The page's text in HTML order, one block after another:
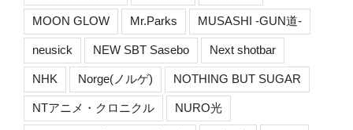
MOON GLOW Mr.Parks MUSASHI -GUN道-
neusick NEW SBT Sasebo Next shotbar
NHK Norge(ノルゲ) NOTHING BUT SUGAR
NTアニメ・クロニクル NURO光